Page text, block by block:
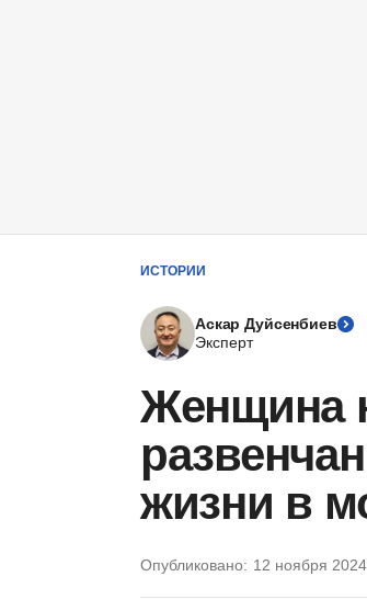
ИСТОРИИ
Аскар Дуйсенбиев
Эксперт
Женщина
жизни в
Опубликовано: 12 ноября